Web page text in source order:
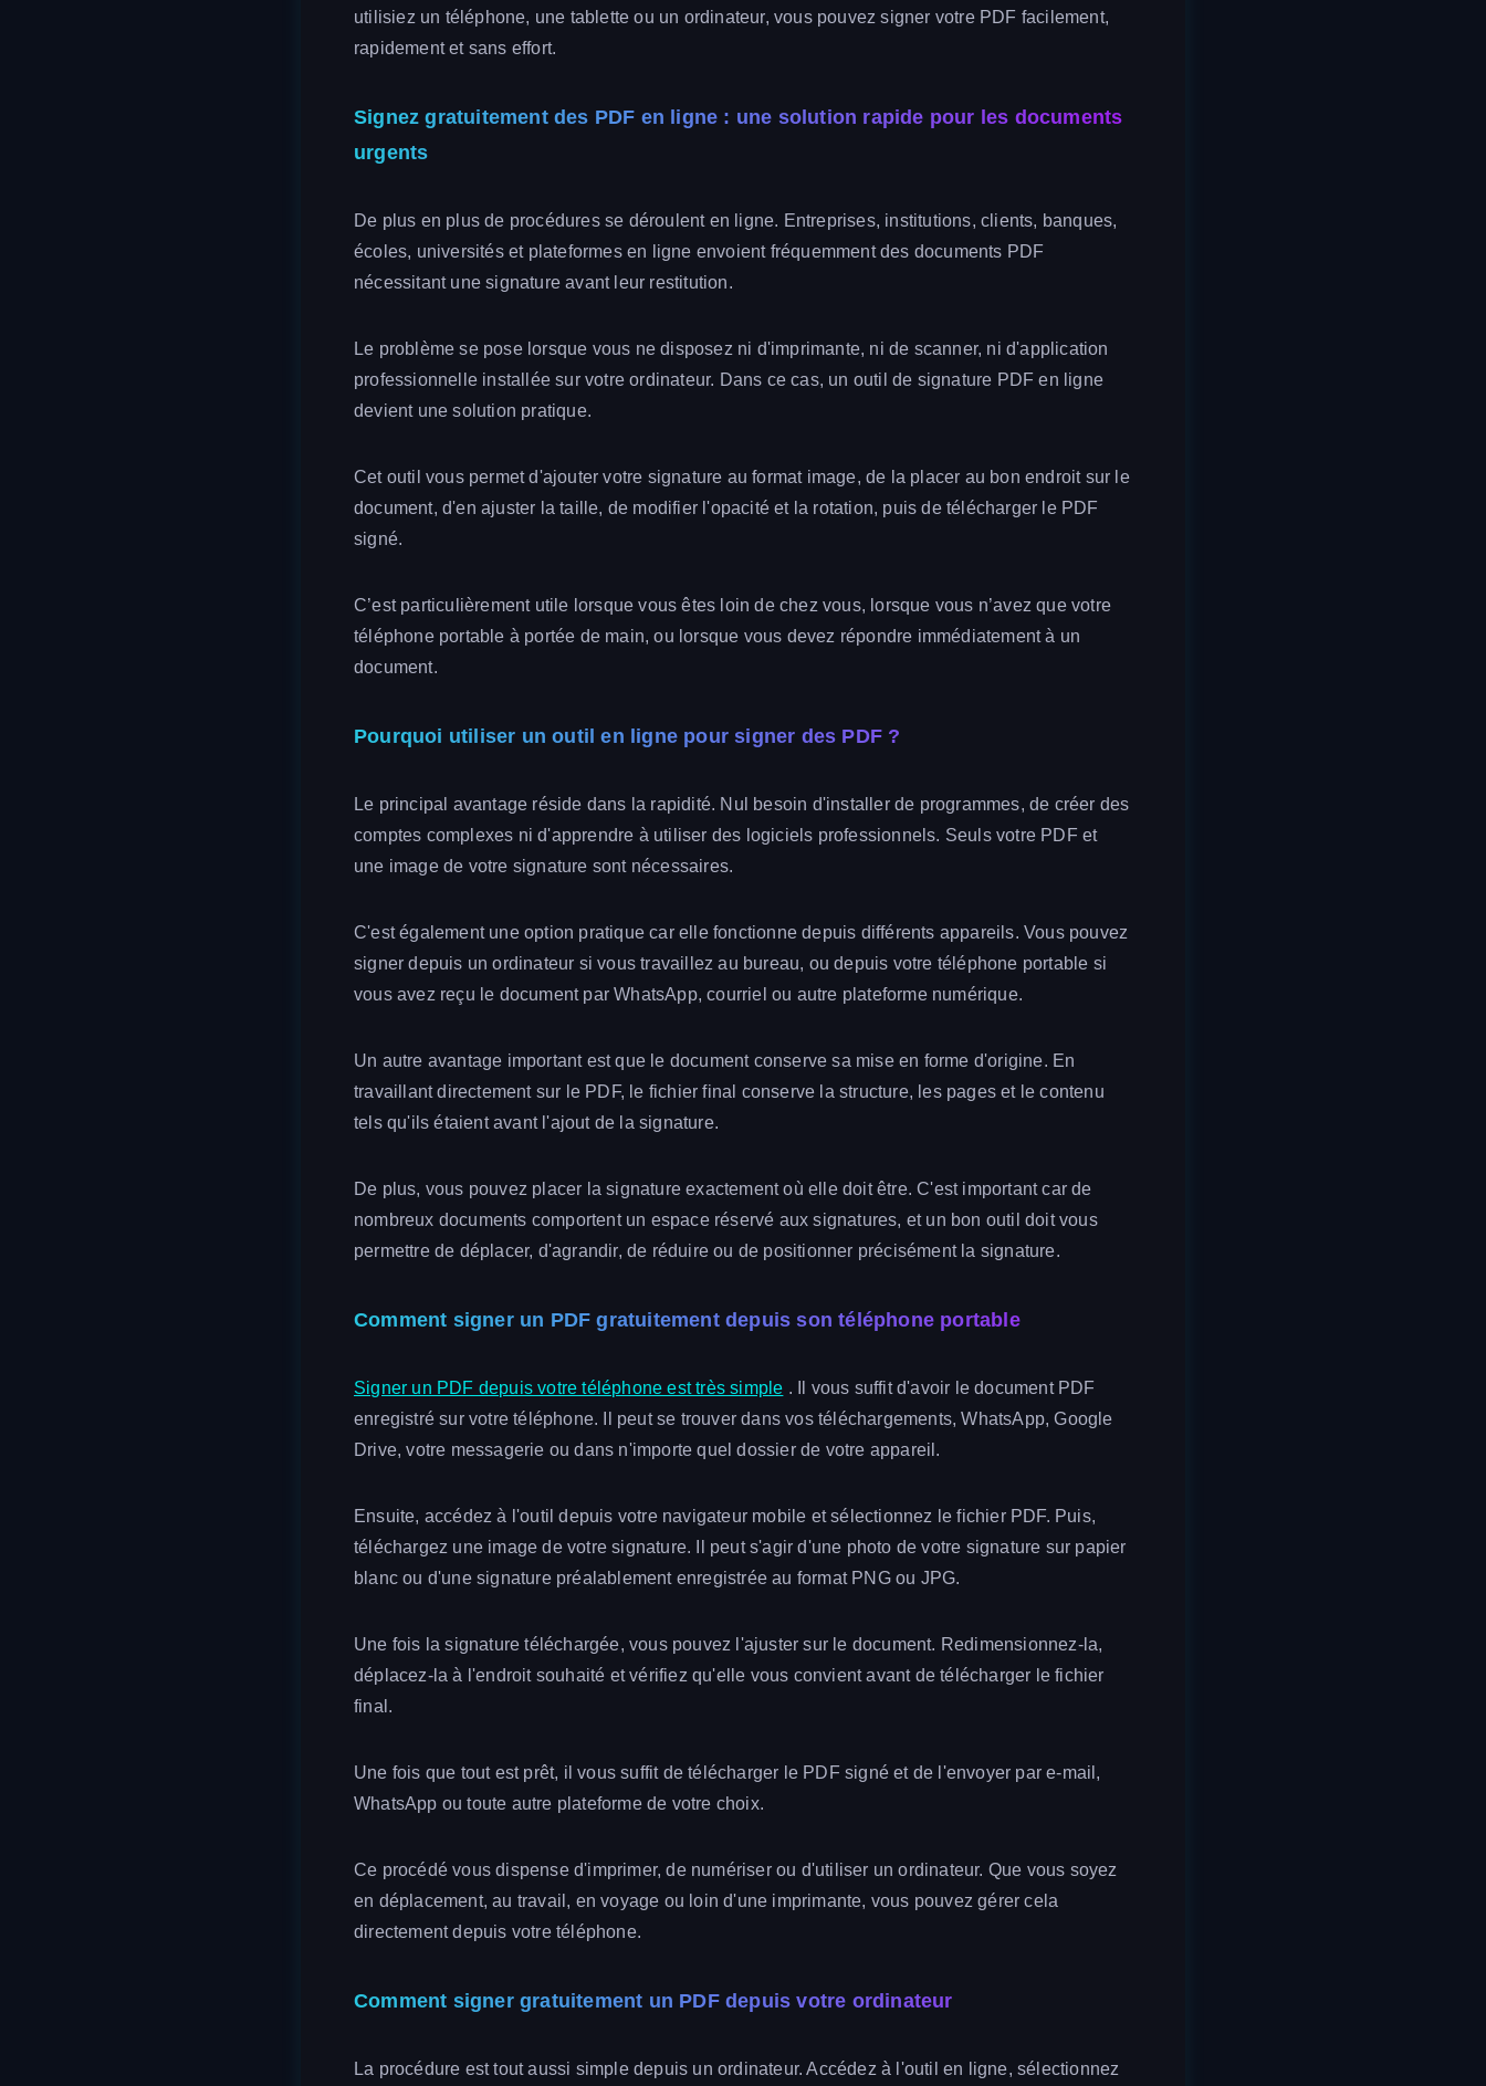
utilisiez un téléphone, une tablette ou un ordinateur, vous pouvez signer votre PDF facilement,
rapidement et sans effort.
Signez gratuitement des PDF en ligne : une solution rapide pour les documents
urgents
De plus en plus de procédures se déroulent en ligne. Entreprises, institutions, clients, banques,
écoles, universités et plateformes en ligne envoient fréquemment des documents PDF
nécessitant une signature avant leur restitution.
Le problème se pose lorsque vous ne disposez ni d'imprimante, ni de scanner, ni d'application
professionnelle installée sur votre ordinateur. Dans ce cas, un outil de signature PDF en ligne
devient une solution pratique.
Cet outil vous permet d'ajouter votre signature au format image, de la placer au bon endroit sur le
document, d'en ajuster la taille, de modifier l'opacité et la rotation, puis de télécharger le PDF
signé.
C’est particulièrement utile lorsque vous êtes loin de chez vous, lorsque vous n’avez que votre
téléphone portable à portée de main, ou lorsque vous devez répondre immédiatement à un
document.
Pourquoi utiliser un outil en ligne pour signer des PDF ?
Le principal avantage réside dans la rapidité. Nul besoin d'installer de programmes, de créer des
comptes complexes ni d'apprendre à utiliser des logiciels professionnels. Seuls votre PDF et
une image de votre signature sont nécessaires.
C'est également une option pratique car elle fonctionne depuis différents appareils. Vous pouvez
signer depuis un ordinateur si vous travaillez au bureau, ou depuis votre téléphone portable si
vous avez reçu le document par WhatsApp, courriel ou autre plateforme numérique.
Un autre avantage important est que le document conserve sa mise en forme d'origine. En
travaillant directement sur le PDF, le fichier final conserve la structure, les pages et le contenu
tels qu'ils étaient avant l'ajout de la signature.
De plus, vous pouvez placer la signature exactement où elle doit être. C'est important car de
nombreux documents comportent un espace réservé aux signatures, et un bon outil doit vous
permettre de déplacer, d'agrandir, de réduire ou de positionner précisément la signature.
Comment signer un PDF gratuitement depuis son téléphone portable
Signer un PDF depuis votre téléphone est très simple . Il vous suffit d'avoir le document PDF
enregistré sur votre téléphone. Il peut se trouver dans vos téléchargements, WhatsApp, Google
Drive, votre messagerie ou dans n'importe quel dossier de votre appareil.
Ensuite, accédez à l'outil depuis votre navigateur mobile et sélectionnez le fichier PDF. Puis,
téléchargez une image de votre signature. Il peut s'agir d'une photo de votre signature sur papier
blanc ou d'une signature préalablement enregistrée au format PNG ou JPG.
Une fois la signature téléchargée, vous pouvez l'ajuster sur le document. Redimensionnez-la,
déplacez-la à l'endroit souhaité et vérifiez qu'elle vous convient avant de télécharger le fichier
final.
Une fois que tout est prêt, il vous suffit de télécharger le PDF signé et de l'envoyer par e-mail,
WhatsApp ou toute autre plateforme de votre choix.
Ce procédé vous dispense d'imprimer, de numériser ou d'utiliser un ordinateur. Que vous soyez
en déplacement, au travail, en voyage ou loin d'une imprimante, vous pouvez gérer cela
directement depuis votre téléphone.
Comment signer gratuitement un PDF depuis votre ordinateur
La procédure est tout aussi simple depuis un ordinateur. Accédez à l'outil en ligne, sélectionnez